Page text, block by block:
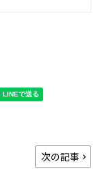
次の記事